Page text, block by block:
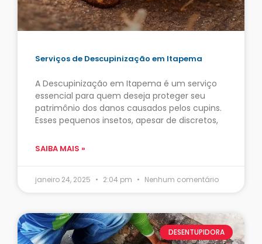
Serviços de Descupinização em Itapema
A Descupinização em Itapema é um serviço
essencial para quem deseja proteger seu
patrimônio dos danos causados pelos cupins.
Esses pequenos insetos, apesar de discretos,
SAIBA MAIS »
janeiro 24, 2025 2:04 pm Nenhum comentário
DESENTUPIDORA